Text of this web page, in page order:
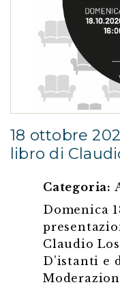
18 ottobre 2026 – Presentazione del
libro di
Categoria:
Domenica
Claudio
D’istanti e